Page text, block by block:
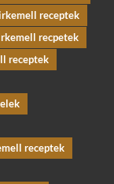
receptek
recpetek
receptek
receptek